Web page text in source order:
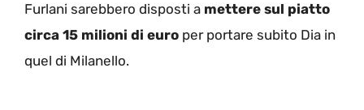
Furlani sarebbero disposti a mettere sul piatto
circa 15 milioni di euro per portare subito Dia in
quel di Milanello.